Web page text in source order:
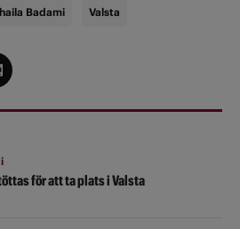
Badami Valsta
för att ta plats i Valsta